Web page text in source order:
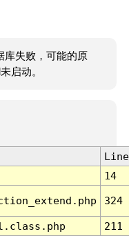
库失败，可能的原
启动。
Line
14
324
211